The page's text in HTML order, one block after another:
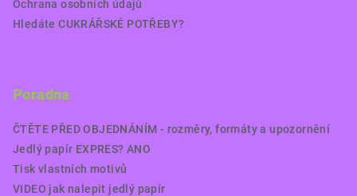
Ochrana osobních údajů
Hledáte CUKRÁŘSKÉ POTŘEBY?
Poradna
ČTĚTE PŘED OBJEDNÁNÍM - rozměry, formáty a upozornění
Jedlý papír EXPRES? ANO
Tisk vlastních motivů
VIDEO jak nalepit jedlý papír